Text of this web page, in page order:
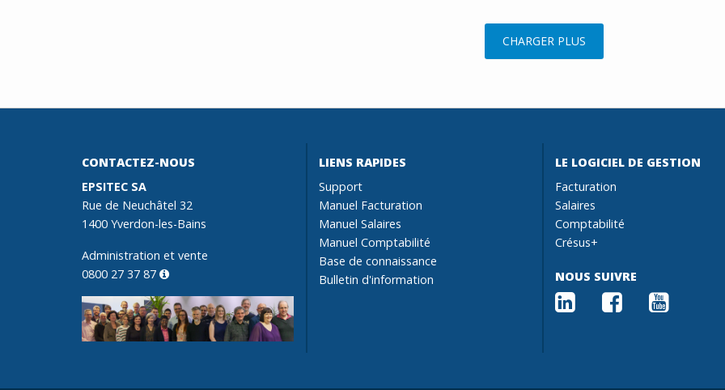
CHARGER PLUS
CONTACTEZ-NOUS
EPSITEC SA
Rue de Neuchâtel 32
1400 Yverdon-les-Bains
Administration et vente
0800 27 37 87
LIENS RAPIDES
Support
Manuel Facturation
Manuel Salaires
Manuel Comptabilité
Base de connaissance
Bulletin d'information
LE LOGICIEL DE GESTION
Facturation
Salaires
Comptabilité
Crésus+
NOUS SUIVRE